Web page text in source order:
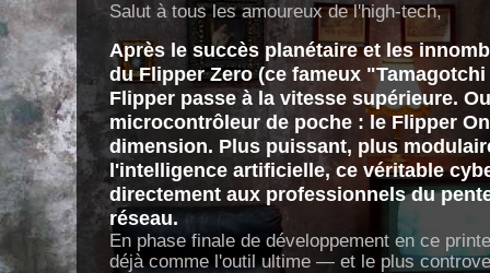
Salut à tous les amoureux de l'high-tech,
Après le succès planétaire et les
duFlipper Zero(ce fameux
Flipper passe à la vitesse supérieure.
microcontrôleur de poche : leFlipper
dimension. Plus puissant, plus
l'intelligence artificielle, ce véritable
directement aux professionnels du
réseau.
En phase finale de développement en ce
déjà comme l'outil ultime — et le plus